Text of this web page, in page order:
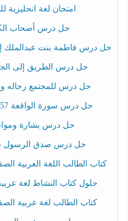
امتحان لغة
حل درس أصحاب
حل درس فاطمة بنت عبدالملك
حل درس الطريق إلى
حل درس للمجتمع رجاله
حل درس سورة الواقعة 57-74 تربية اسلامية الصف التاسع
حل درس بشارة
حل درس صدق الرسول سورة يس 1-12
كتاب الطالب اللغة العربية الصف
حلول كتاب النشاط لغة
كتاب الطالب لغة عربية الصف